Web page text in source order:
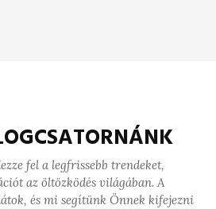
fel a legfrissebb trendeket,
az öltözködés világában. A
és mi segítünk Önnek kifejezni